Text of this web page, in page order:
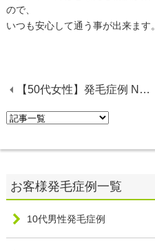
ので、
いつも安心して通う事が出来ます。
【50代女性】発毛症例 No.15
10代男性発毛症例